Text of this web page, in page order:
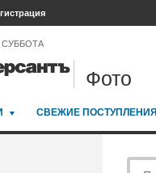
СУББОТА
Фото
СВЕЖИЕ ПОСТУПЛЕНИЯ